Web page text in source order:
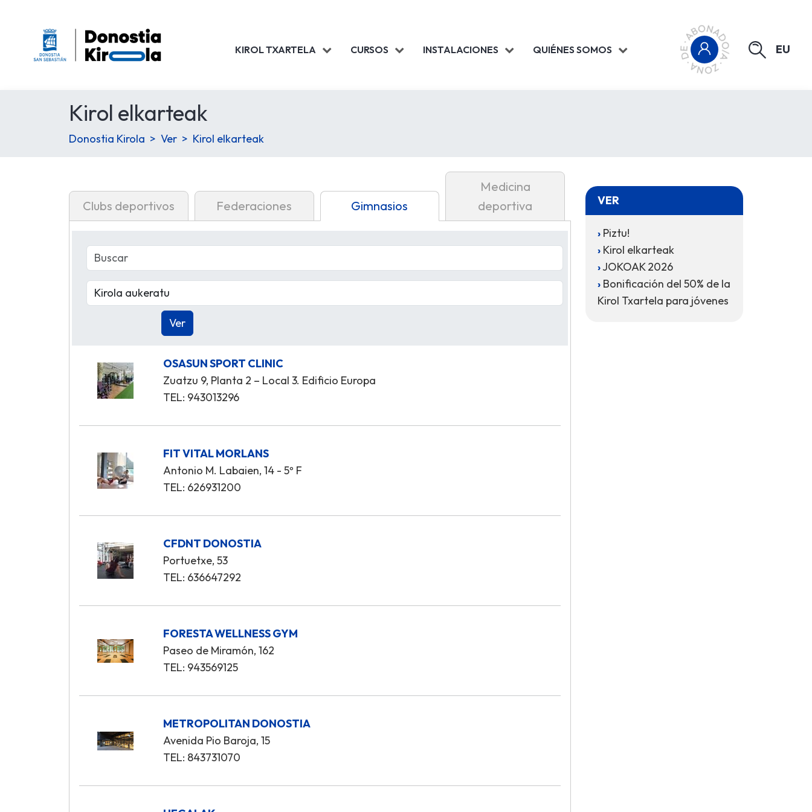
KIROL TXARTELA CURSOS INSTALACIONES QUIÉNES SOMOS EU
Kirol elkarteak
Donostia Kirola Ver Kirol elkarteak
Clubs deportivos Federaciones Gimnasios
Medicina
deportiva
OSASUN SPORT CLINIC
Zuatzu 9, Planta 2 – Local 3. Edificio Europa
TEL: 943013296
FIT VITAL MORLANS
Antonio M. Labaien, 14 - 5º F
TEL: 626931200
CFDNT DONOSTIA
Portuetxe, 53
TEL: 636647292
FORESTA WELLNESS GYM
Paseo de Miramón, 162
TEL: 943569125
METROPOLITAN DONOSTIA
Avenida Pio Baroja, 15
TEL: 843731070
VER
Piztu!
Kirol elkarteak
JOKOAK 2026
Bonificación del 50% de la
Kirol Txartela para jóvenes